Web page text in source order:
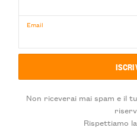
Email
Non riceverai mai spam e il
Rispettiamo